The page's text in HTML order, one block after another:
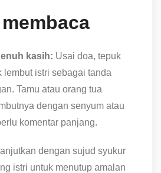
kasih: Usai doa, tepuk
lembut istri sebagai tanda
Tamu atau orang tua
dengan senyum atau
komentar panjang.
dengan sujud syukur
istri untuk menutup amalan